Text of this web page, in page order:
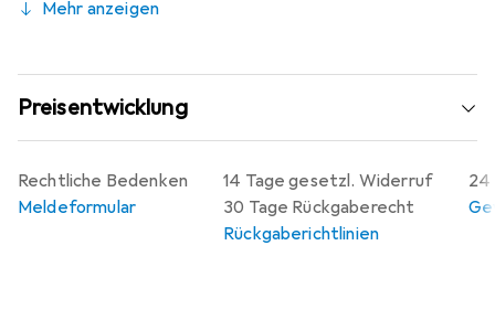
Mehr anzeigen
Preisentwicklung
14 Tage gesetzl. Widerruf
30 Tage Rückgaberecht
Rückgaberichtlinien
24
Rechtliche Bedenken
Meldeformular